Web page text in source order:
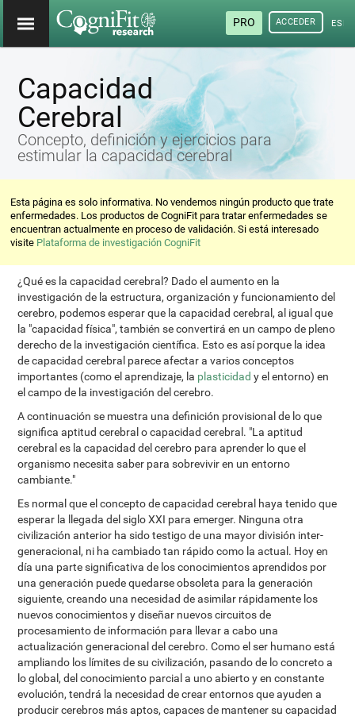
PRO ACCEDER
Capacidad
Cerebral
Concepto, definición y ejercicios para
estimular la capacidad cerebral
Esta página es solo informativa. No vendemos ningún producto que trate
enfermedades. Los productos de CogniFit para tratar enfermedades se
encuentran actualmente en proceso de validación. Si está interesado
visite Plataforma de investigación CogniFit
¿Qué es la capacidad cerebral? Dado el aumento en la
investigación de la estructura, organización y funcionamiento del
cerebro, podemos esperar que la capacidad cerebral, al igual que
la "capacidad física", también se convertirá en un campo de pleno
derecho de la investigación científica. Esto es así porque la idea
de capacidad cerebral parece afectar a varios conceptos
importantes (como el aprendizaje, la plasticidady el entorno) en
el campo de la investigación del cerebro.
A continuación se muestra una definición provisional de lo que
significa aptitud cerebral o capacidad cerebral. "La aptitud
cerebral es la capacidad del cerebro para aprender lo que el
organismo necesita saber para sobrevivir en un entorno
cambiante."
Es normal que el concepto de capacidad cerebral haya tenido que
esperar la llegada del siglo XXI para emerger. Ninguna otra
civilización anterior ha sido testigo de una mayor división inter-
generacional, ni ha cambiado tan rápido como la actual. Hoy en
día una parte significativa de los conocimientos aprendidos por
una generación puede quedarse obsoleta para la generación
siguiente, creando una necesidad de asimilar rápidamente los
nuevos conocimientos y diseñar nuevos circuitos de
procesamiento de información para llevar a cabo una
actualización generacional del cerebro. Como el ser humano está
ampliando los límites de su civilización, pasando de lo concreto a
lo global, del conocimiento parcial a uno abierto y en constante
evolución, tendrá la necesidad de crear entornos que ayuden a
producir cerebros más aptos, capaces de mantener su capacidad